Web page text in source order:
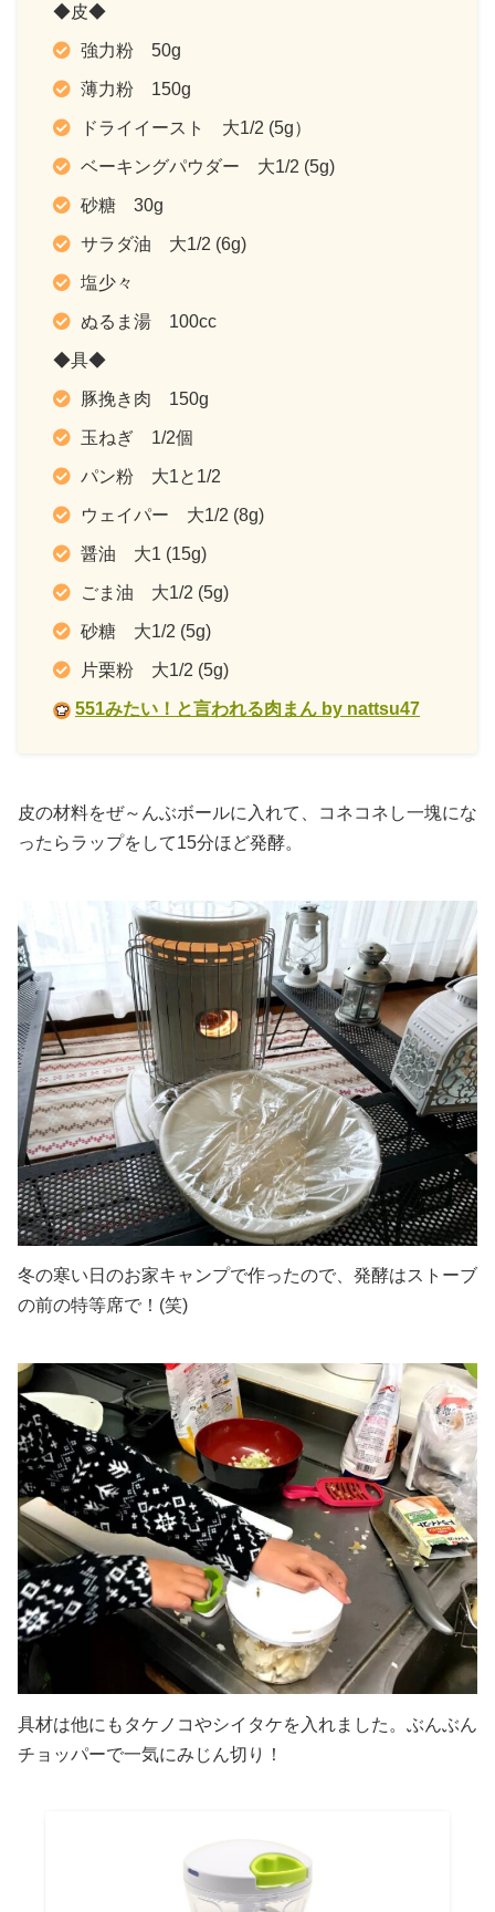
◆皮◆
強力粉 50g
薄力粉 150g
ドライイースト 大1/2 (5g）
ベーキングパウダー 大1/2 (5g)
砂糖 30g
サラダ油 大1/2 (6g)
塩少々
ぬるま湯 100cc
◆具◆
豚挽き肉 150g
玉ねぎ 1/2個
パン粉 大1と1/2
ウェイパー 大1/2 (8g)
醤油 大1 (15g)
ごま油 大1/2 (5g)
砂糖 大1/2 (5g)
片栗粉 大1/2 (5g)
551みたい！と言われる肉まん by nattsu47
皮の材料をぜ～んぶボールに入れて、コネコネし一塊にな
ったらラップをして15分ほど発酵。
冬の寒い日のお家キャンプで作ったので、発酵はストーブ
の前の特等席で！(笑)
具材は他にもタケノコやシイタケを入れました。ぶんぶん
チョッパーで一気にみじん切り！